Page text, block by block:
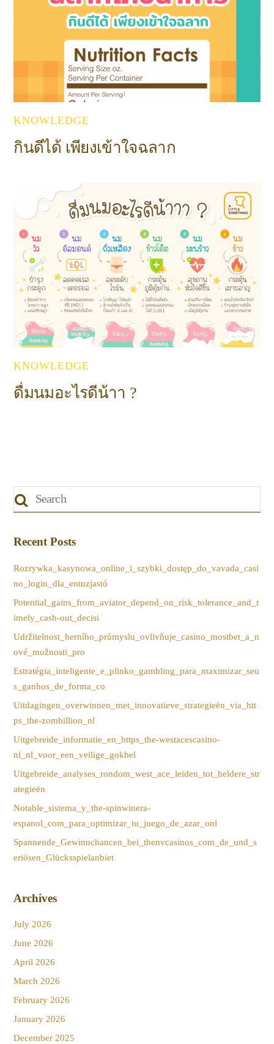
KNOWLEDGE
กินดีได้ เพียงเข้าใจฉลาก
KNOWLEDGE
ดื่มนมอะไรดีน้าา ?
Recent Posts
Rozrywka_kasynowa_online_i_szybki_dostęp_do_vavada_casi
no_login_dla_entuzjastó
Potential_gains_from_aviator_depend_on_risk_tolerance_and_t
imely_cash-out_decisi
Udržitelnost_herního_průmyslu_ovlivňuje_casino_mostbet_a_n
ové_možnosti_pro
Estratégia_inteligente_e_plinko_gambling_para_maximizar_seu
s_ganhos_de_forma_co
Uitdagingen_overwinnen_met_innovatieve_strategieën_via_htt
ps_the-zombillion_nl
Uitgebreide_informatie_en_https_the-westacescasino-
nl_nl_voor_een_veilige_gokbel
Uitgebreide_analyses_rondom_west_ace_leiden_tot_heldere_str
ategieën
Notable_sistema_y_the-spinwinera-
espanol_com_para_optimizar_tu_juego_de_azar_onl
Spannende_Gewinnchancen_bei_thenvcasinos_com_de_und_s
eriösen_Glücksspielanbiet
Archives
July 2026
June 2026
April 2026
March 2026
February 2026
January 2026
December 2025